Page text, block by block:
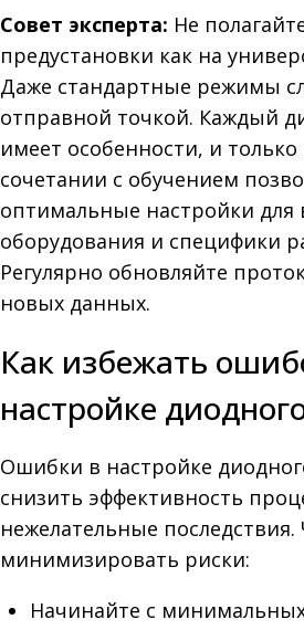
Совет эксперта: Не
предустановки как на
Даже стандартные режимы
отправной точкой. Каждый
имеет особенности, и только
сочетании с обучением
оптимальные настройки для
оборудования и специфики
Регулярно обновляйте
новых данных.
Как избежать
настройке
Ошибки в настройке
снизить эффективность
нежелательные
минимизировать риски:
Начинайте с